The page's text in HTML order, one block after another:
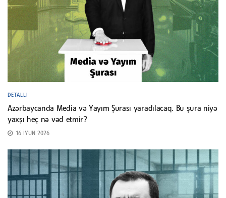
DETALLI
Azərbaycanda Media və Yayım Şurası yaradılacaq. Bu şura niyə
yaxşı heç nə vəd etmir?
16 İYUN 2026